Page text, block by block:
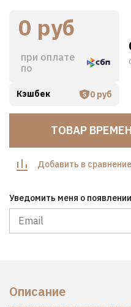
0 руб
при оплате
по
Кэшбек 0 руб
ТОВАР
Добавить в сравнение
Уведомить меня о
Описание